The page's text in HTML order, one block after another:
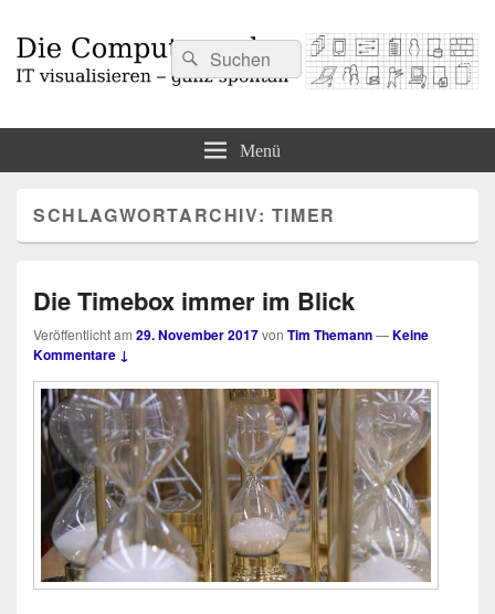
Suchen
nach:
Suchen
Menü
SCHLAGWORTARCHIV: TIMER
Die Timebox immer im Blick
Veröffentlicht am 29. November 2017von Tim Themann—Keine
Kommentare ↓